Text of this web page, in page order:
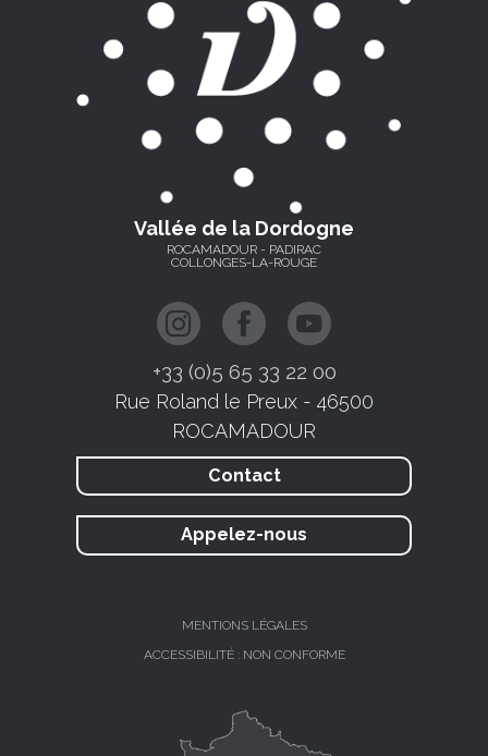
Vallée de la Dordogne
ROCAMADOUR - PADIRAC
COLLONGES-LA-ROUGE
+33 (0)5 65 33 22 00
Rue Roland le Preux - 46500
ROCAMADOUR
Contact
Appelez-nous
MENTIONS LÉGALES
ACCESSIBILITÉ : NON CONFORME